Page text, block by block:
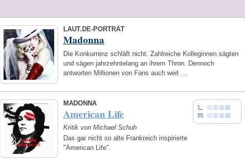
LAUT.DE-PORTRÄT
Madonna
Die Konkurrenz schläft nicht. Zahlreiche Kolleginnen sägten
und sägen jahrzehntelang an ihrem Thron. Dennoch
antworten Millionen von Fans auch weit …
MADONNA
American Life
Kritik von Michael Schuh
Das gar nicht so alte Frankreich inspirierte
"American Life".